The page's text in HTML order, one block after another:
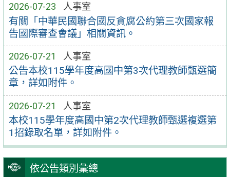
2026-07-23 人事室
有關「中華民國聯合國反貪腐公約第三次國家報
告國際審查會議」相關資訊。
2026-07-21 人事室
公告本校115學年度高國中第3次代理教師甄選簡
章，詳如附件。
2026-07-21 人事室
本校115學年度高國中第2次代理教師甄選複選第
1招錄取名單，詳如附件。
依公告類別彙總